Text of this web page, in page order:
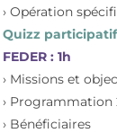
› Opération
Quizz
FEDER : 1h
› Missions et
› Programmation
› Bénéficiaires